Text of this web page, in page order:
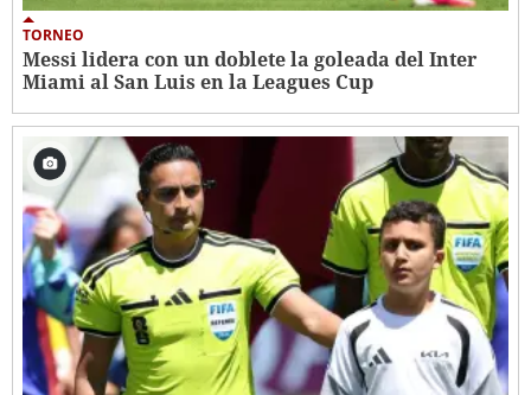
TORNEO
Messi lidera con un doblete la goleada del Inter
Miami al San Luis en la Leagues Cup